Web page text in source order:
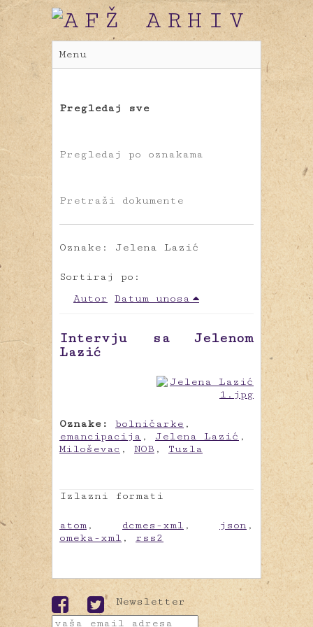
Menu
Pregledaj sve
Pregledaj po oznakama
Pretraži dokumente
Oznake: Jelena Lazić
Sortiraj po:
Autor
Datum unosa
Intervju sa Jelenom
Lazić
Oznake: bolničarke ,
emancipacija , Jelena Lazić ,
Miloševac , NOB , Tuzla
Izlazni formati
atom , dcmes-xml , json ,
omeka-xml , rss2
Newsletter